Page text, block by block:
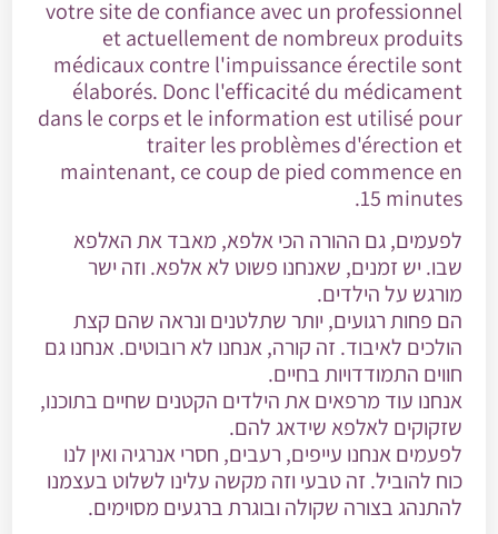
votre site de confiance avec un professionnel
et actuellement de nombreux produits
médicaux contre l'impuissance érectile sont
élaborés. Donc l'efficacité du médicament
dans le corps et le information est utilisé pour
traiter les problèmes d'érection et
maintenant, ce coup de pied commence en
15 minutes.
לפעמים, גם ההורה הכי אלפא, מאבד את האלפא
שבו. יש זמנים, שאנחנו פשוט לא אלפא. וזה ישר
מורגש על הילדים.
הם פחות רגועים, יותר שתלטנים ונראה שהם קצת
הולכים לאיבוד. זה קורה, אנחנו לא רובוטים. אנחנו גם
חווים התמודדויות בחיים.
אנחנו עוד מרפאים את הילדים הקטנים שחיים בתוכנו,
שזקוקים לאלפא שידאג להם.
לפעמים אנחנו עייפים, רעבים, חסרי אנרגיה ואין לנו
כוח להוביל. זה טבעי וזה מקשה עלינו לשלוט בעצמנו
להתנהג בצורה שקולה ובוגרת ברגעים מסוימים.